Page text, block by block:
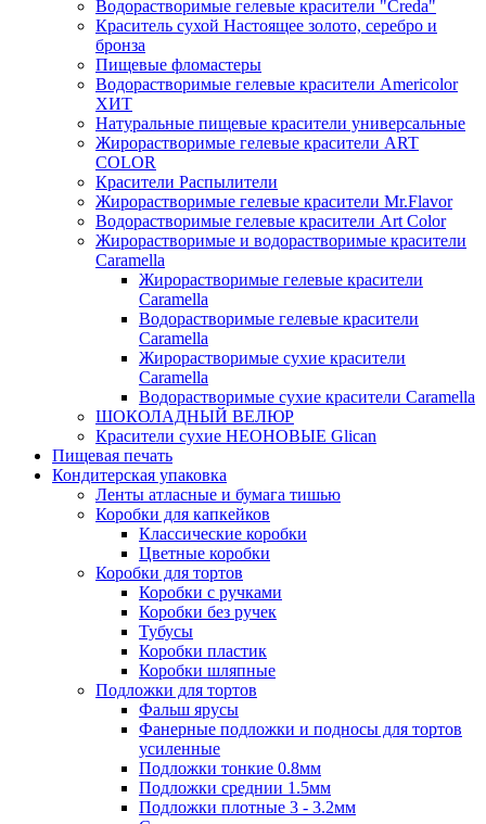
Водорастворимые гелевые красители "Creda"
Краситель сухой Настоящее золото, серебро и
бронза
Пищевые фломастеры
Водорастворимые гелевые красители Americolor
ХИТ
Натуральные пищевые красители универсальные
Жирорастворимые гелевые красители ART
COLOR
Красители Распылители
Жирорастворимые гелевые красители Mr.Flavor
Водорастворимые гелевые красители Art Color
Жирорастворимые и водорастворимые красители
Caramella
Жирорастворимые гелевые красители
Caramella
Водорастворимые гелевые красители
Caramella
Жирорастворимые сухие красители
Caramella
Водорастворимые сухие красители Caramella
ШОКОЛАДНЫЙ ВЕЛЮР
Красители сухие НЕОНОВЫЕ Glican
Пищевая печать
Кондитерская упаковка
Ленты атласные и бумага тишью
Коробки для капкейков
Классические коробки
Цветные коробки
Коробки для тортов
Коробки с ручками
Коробки без ручек
Тубусы
Коробки пластик
Коробки шляпные
Подложки для тортов
Фальш ярусы
Фанерные подложки и подносы для тортов
усиленные
Подложки тонкие 0.8мм
Подложки среднии 1.5мм
Подложки плотные 3 - 3.2мм